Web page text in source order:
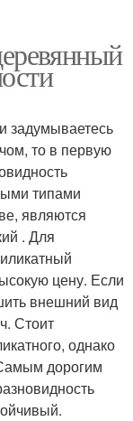
задумываетесь
то в первую
типами
являются
. Для
цену. Если
внешний вид
Стоит
однако
дорогим